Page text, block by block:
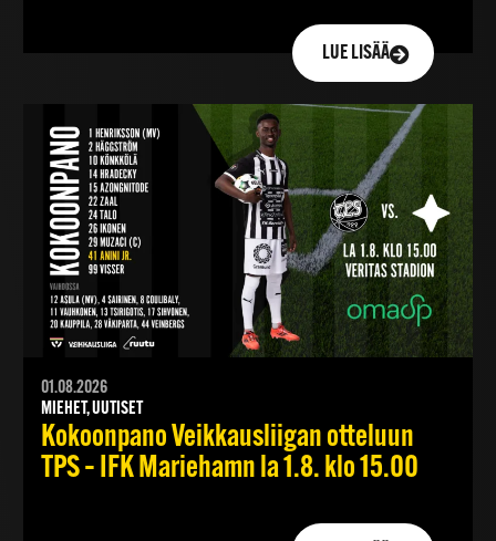
LUE LISÄÄ
01.08.2026
MIEHET, UUTISET
Kokoonpano Veikkausliigan otteluun
TPS – IFK Mariehamn la 1.8. klo 15.00